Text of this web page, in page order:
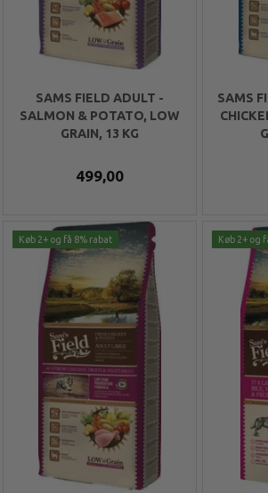
SAMS FIELD ADULT -
SALMON & POTATO, LOW
GRAIN, 13 KG
499,00
SAMS
Køb 2+ og få 8% rabat Køb 2+ og